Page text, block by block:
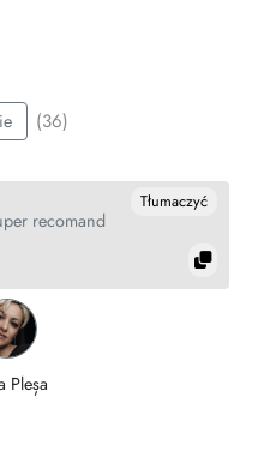
(36)
Tłumaczyć
recomand
Pleșa